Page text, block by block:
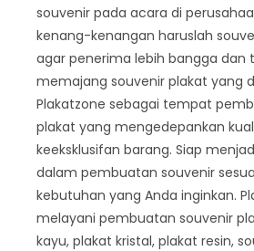
souvenir pada acara di
kenang-kenangan haruslah
agar penerima lebih bangga dan
memajang souvenir plakat yang
Plakatzone sebagai tempat
plakat yang mengedepankan
keeksklusifan barang. Siap
dalam pembuatan souvenir
kebutuhan yang Anda inginkan.
melayani pembuatan souvenir
kayu, plakat kristal, plakat resin,